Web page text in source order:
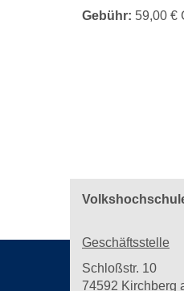
Gebühr: 59,00 €
Geschäftsstelle
Schloßstr. 10
74592 Kirchberg